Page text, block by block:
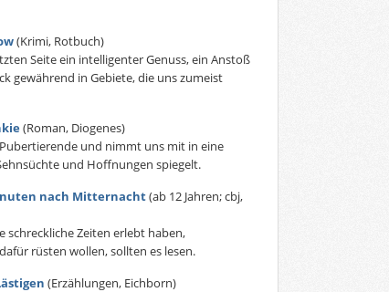
(Krimi, Rotbuch)
Seite ein intelligenter Genuss, ein Anstoß
gewährend in Gebiete, die uns zumeist
(Roman, Diogenes)
und nimmt uns mit in eine
und Hoffnungen spiegelt.
nach Mitternacht(ab 12 Jahren; cbj,
schreckliche Zeiten erlebt haben,
rüsten wollen, sollten es lesen.
(Erzählungen, Eichborn)